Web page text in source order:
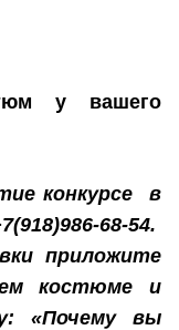
у вашего
конкурсе в
68-54.
приложите
костюме и
«Почему вы